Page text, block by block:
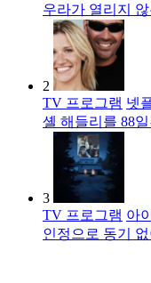
우라가 열리지
2
TV 프로그램 넷
셸 해들리를 88
3
TV 프로그램 아
인정으로 동기